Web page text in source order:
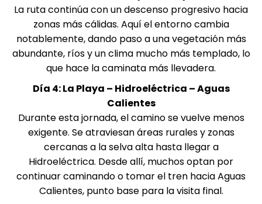
La ruta continúa con un descenso progresivo hacia
zonas más cálidas. Aquí el entorno cambia
notablemente, dando paso a una vegetación más
abundante, ríos y un clima mucho más templado, lo
que hace la caminata más llevadera.
Día 4: La Playa – Hidroeléctrica – Aguas
Calientes
Durante esta jornada, el camino se vuelve menos
exigente. Se atraviesan áreas rurales y zonas
cercanas a la selva alta hasta llegar a
Hidroeléctrica. Desde allí, muchos optan por
continuar caminando o tomar el tren hacia Aguas
Calientes, punto base para la visita final.